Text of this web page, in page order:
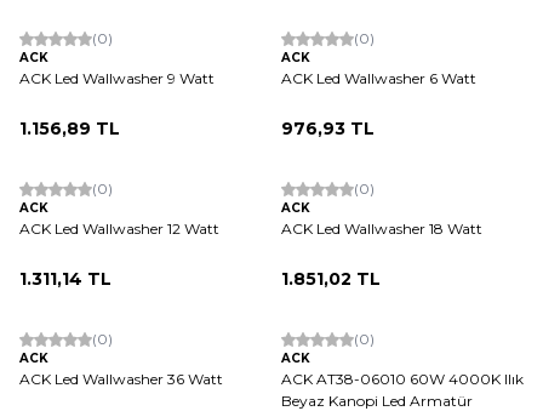
(0)
ACK
ACK Led Wallwasher 9 Watt
1.156,89 TL
(0)
ACK
ACK Led Wallwasher 6 Watt
976,93 TL
(0)
ACK
ACK Led Wallwasher 12 Watt
1.311,14 TL
(0)
ACK
ACK Led Wallwasher 18 Watt
1.851,02 TL
(0)
ACK
ACK Led Wallwasher 36 Watt
(0)
ACK
ACK AT38-06010 60W 4000K Ilık
Beyaz Kanopi Led Armatür